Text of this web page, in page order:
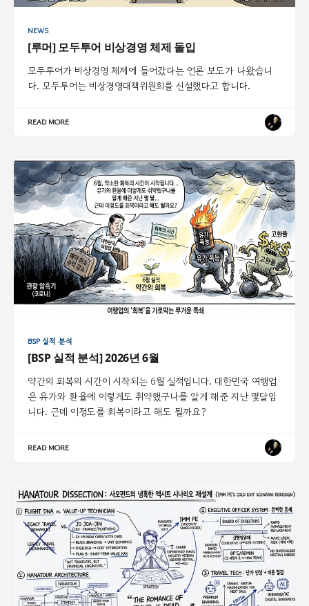
NEWS
[루머] 모두투어 비상경영 체제 돌입
모두투어가 비상경영 체제에 들어갔다는 언론 보도가 나왔습니
다. 모두투어는 비상경영대책위원회를 신설했다고 합니다.
READ MORE
BSP 실적 분석
[BSP 실적 분석] 2026년 6월
약간의 회복의 시간이 시작되는 6월 실적입니다. 대한민국 여행업
은 유가와 환율에 이렇게도 취약했구나를 알게 해준 지난 몇달입
니다. 근데 이정도를 회복이라고 해도 될까요?
READ MORE